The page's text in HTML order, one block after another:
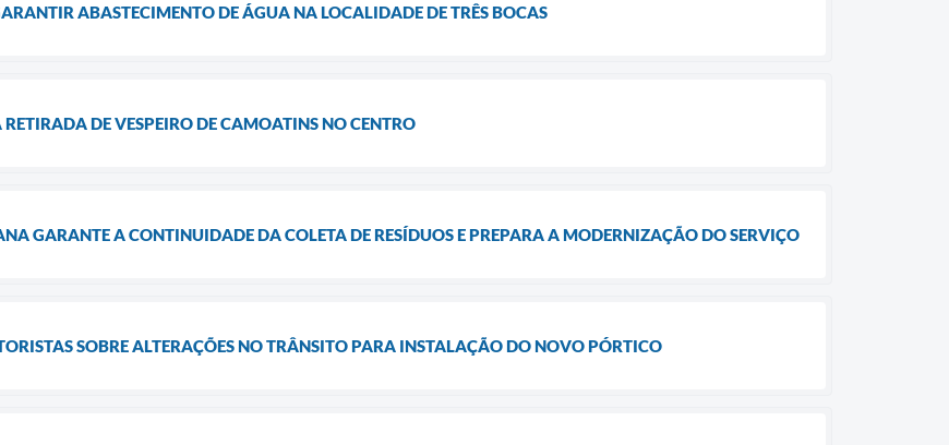
ABASTECIMENTO DE ÁGUA NA LOCALIDADE DE TRÊS BOCAS
DE VESPEIRO DE CAMOATINS NO CENTRO
GARANTE A CONTINUIDADE DA COLETA DE RESÍDUOS E PREPARA A MODERNIZAÇÃO DO SERVIÇO
SOBRE ALTERAÇÕES NO TRÂNSITO PARA INSTALAÇÃO DO NOVO PÓRTICO